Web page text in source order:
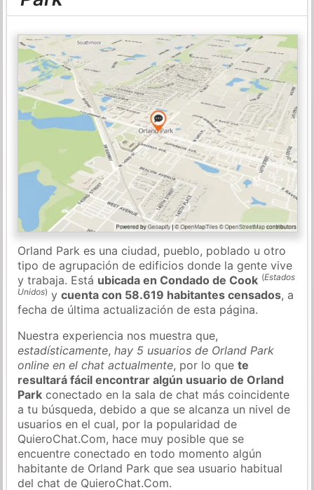
Orland Park es una ciudad, pueblo, poblado u otro
tipo de agrupación de edificios donde la gente vive
y trabaja. Está ubicada en Condado de Cook (Estados
Unidos) ycuenta con 58.619 habitantes censados, a
fecha de última actualización de esta página.
Nuestra experiencia nos muestra que,
estadísticamente,hay 5 usuarios de Orland Park
online en el chat actualmente, por lo quete
resultará fácil encontrar algún usuario de Orland
Park conectado en la sala de chat más coincidente
a tu búsqueda, debido a que se alcanza un nivel de
usuarios en el cual, por la popularidad de
QuieroChat.Com, hace muy posible que se
encuentre conectado en todo momento algún
habitante de Orland Park que sea usuario habitual
del chat de QuieroChat.Com.